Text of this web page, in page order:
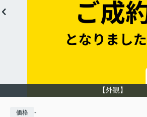
【外観】
価格 -